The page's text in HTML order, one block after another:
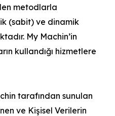
metodlarla
(sabit) ve dinamik
My Machin’in
kullandığı hizmetlere
tarafından sunulan
ve Kişisel Verilerin